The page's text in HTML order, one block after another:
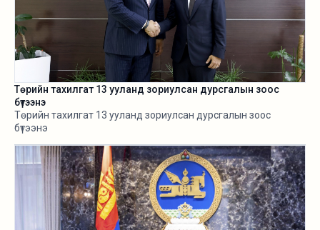
Төрийн тахилгат 13 ууланд зориулсан дурсгалын зоос
бүтээнэ
Төрийн тахилгат 13 ууланд зориулсан дурсгалын зоос
бүтээнэ